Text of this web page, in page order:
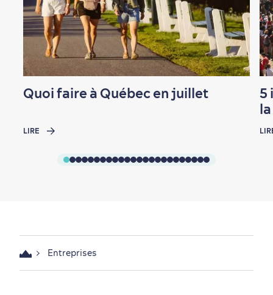
Magasinage
Quoi faire à Québec en juillet
LIRE
5
Entreprises